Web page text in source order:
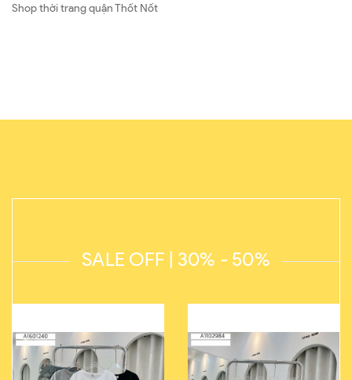
Shop thời trang quận Thốt Nốt
SALE OFF | 30% - 50%